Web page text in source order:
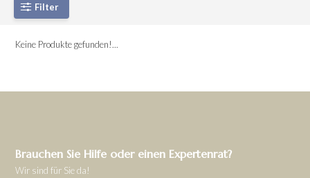
Filter
Keine Produkte gefunden!...
Brauchen Sie Hilfe oder einen Expertenrat?
Wir sind für Sie da!